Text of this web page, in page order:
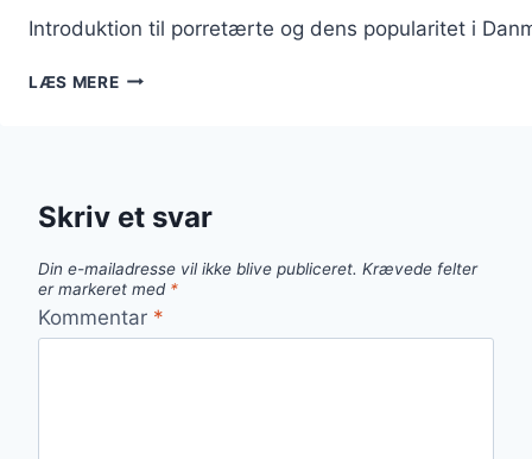
Introduktion til porretærte og dens popularitet i
LÆS MEREPORRETÆRTE
Skriv et svar
Din e-mailadresse vil ikke blive publiceret. Krævede felter
er markeret med *
Kommentar *